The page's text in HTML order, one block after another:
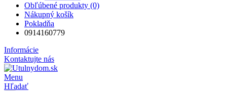
Obľúbené produkty (0)
Nákupný košík
Pokladňa
0914160779
Informácie
Kontaktujte nás
Menu
Hľadať